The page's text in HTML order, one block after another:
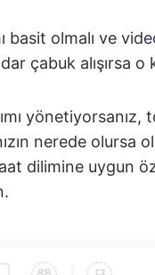
basit olmalı ve
çabuk alışırsa o
yönetiyorsanız,
nerede olursa
dilimine uygun